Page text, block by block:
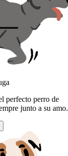
perfecto perro de
junto a su amo.